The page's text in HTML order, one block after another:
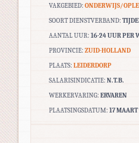
VAKGEBIED: ONDERWIJS/
SOORT DIENSTVERBAND:
AANTAL UUR: 16-24 UUR PER
PROVINCIE: ZUID-HOLLAND
PLAATS: LEIDERDORP
SALARISINDICATIE: N.T.B.
WERKERVARING: ERVAREN
PLAATSINGSDATUM: 17